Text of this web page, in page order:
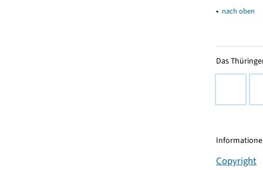
▴ nach oben
Das
Copyright